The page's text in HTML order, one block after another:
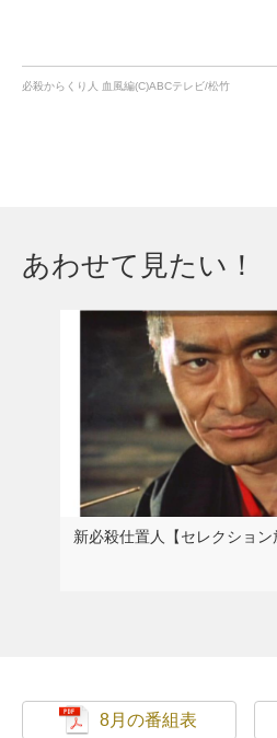
必殺からくり人 血風編(C)ABCテレビ/松竹
あわせて見たい！
新必殺仕置人【セレクション
8月の番組表